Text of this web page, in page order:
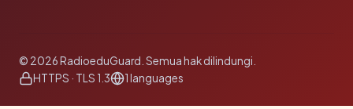
© 2026 RadioeduGuard. Semua hak dilindungi.
HTTPS · TLS 1.3
1 languages